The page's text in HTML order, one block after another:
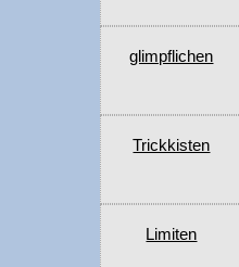
glimpflichen
Trickkisten
Limiten